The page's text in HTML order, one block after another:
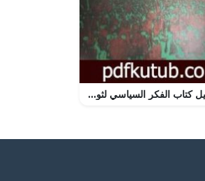
تحميل كتاب الفكر السياسي لثورة العشرين PDF تأليف نديم الجابري مجانا [كامل]